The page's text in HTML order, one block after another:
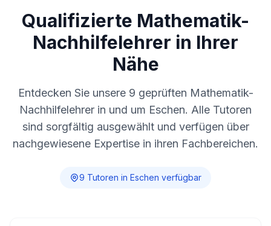
Qualifizierte Mathematik-
Nachhilfelehrer in Ihrer
Nähe
Entdecken Sie unsere 9 geprüften Mathematik-
Nachhilfelehrer in und um Eschen. Alle Tutoren
sind sorgfältig ausgewählt und verfügen über
nachgewiesene Expertise in ihren Fachbereichen.
9 Tutoren in Eschen verfügbar